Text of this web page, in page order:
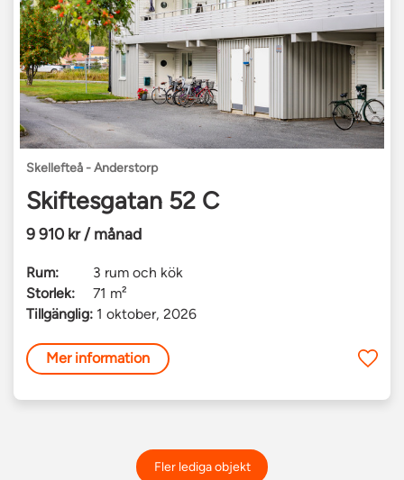
Skellefteå - Anderstorp
Skiftesgatan 52 C
9 910 kr / månad
Rum:
3 rum och kök
Storlek:
71 m²
Tillgänglig: 1 oktober, 2026
Mer information
Fler lediga objekt